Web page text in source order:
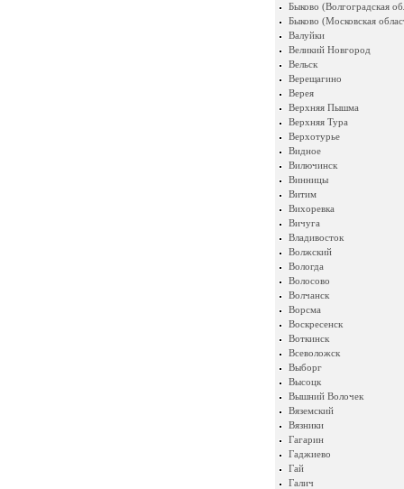
Быково (Волгоградская
Быково (Московская
Валуйки
Великий Новгород
Вельск
Верещагино
Верея
Верхняя Пышма
Верхняя Тура
Верхотурье
Видное
Вилючинск
Винницы
Витим
Вихоревка
Вичуга
Владивосток
Волжский
Вологда
Волосово
Волчанск
Ворсма
Воскресенск
Воткинск
Всеволожск
Выборг
Высоцк
Вышний Волочек
Вяземский
Вязники
Гагарин
Гаджиево
Гай
Галич